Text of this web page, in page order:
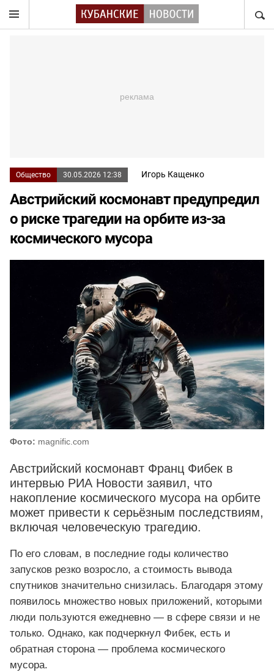
Общество 30.05.2026 12:38 Игорь Кащенко
Австрийский космонавт предупредил
о риске трагедии на орбите из-за
космического мусора
Фото: magnific.com
Австрийский космонавт Франц Фибек в
интервью РИА Новости заявил, что
накопление космического мусора на орбите
может привести к серьёзным последствиям,
включая человеческую трагедию.
По его словам, в последние годы количество
запусков резко возросло, а стоимость вывода
спутников значительно снизилась. Благодаря этому
появилось множество новых приложений, которыми
люди пользуются ежедневно — в сфере связи и не
только. Однако, как подчеркнул Фибек, есть и
обратная сторона — проблема космического
мусора.